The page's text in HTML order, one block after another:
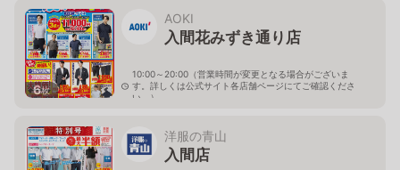
6枚
AOKI
入間花みずき通り店
10:00～20:00（営業時間が変更となる場合がございま
す。詳しくは公式サイト各店舗ページにてご確認くださ
い。）
洋服の青山
入間店